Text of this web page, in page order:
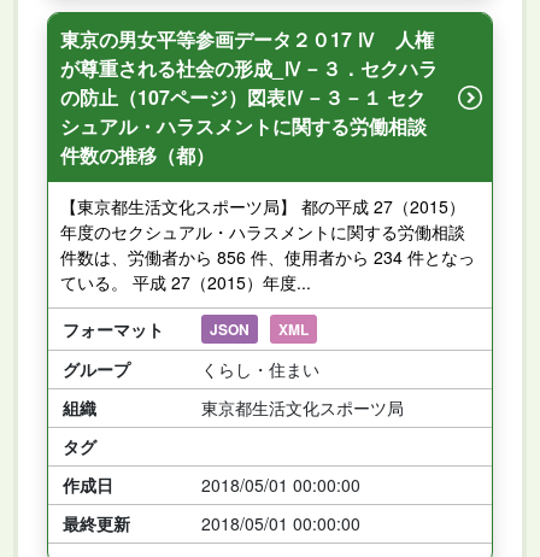
東京の男女平等参画データ２０17 Ⅳ 人権
が尊重される社会の形成_Ⅳ－３．セクハラ
の防止（107ページ）図表Ⅳ－３－１ セク
シュアル・ハラスメントに関する労働相談
件数の推移（都）
【東京都生活文化スポーツ局】 都の平成 27（2015）
年度のセクシュアル・ハラスメントに関する労働相談
件数は、労働者から 856 件、使用者から 234 件となっ
ている。 平成 27（2015）年度...
フォーマット
JSON XML
グループ
くらし・住まい
組織
東京都生活文化スポーツ局
タグ
作成日
2018/05/01 00:00:00
最終更新
2018/05/01 00:00:00